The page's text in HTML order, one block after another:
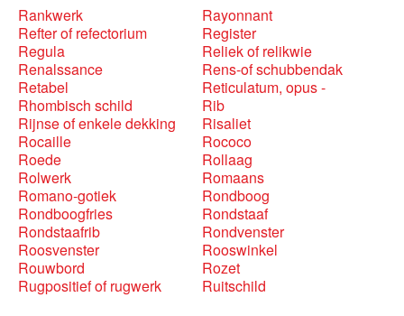
Rankwerk
Rayonnant
Refter of refectorium
Register
Regula
Reliek of relikwie
Renalssance
Rens-of schubbendak
Retabel
Reticulatum, opus -
Rhombisch schild
Rib
Rijnse of enkele dekking
Risaliet
Rocaille
Rococo
Roede
Rollaag
Rolwerk
Romaans
Romano-gotiek
Rondboog
Rondboogfries
Rondstaaf
Rondstaafrib
Rondvenster
Roosvenster
Rooswinkel
Rouwbord
Rozet
Rugpositief of rugwerk
Ruitschild